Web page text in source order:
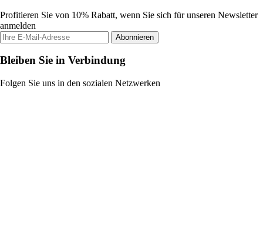
Profitieren Sie von 10% Rabatt, wenn Sie sich für unseren Newsletter
anmelden
Abonnieren
Bleiben Sie in Verbindung
Folgen Sie uns in den sozialen Netzwerken